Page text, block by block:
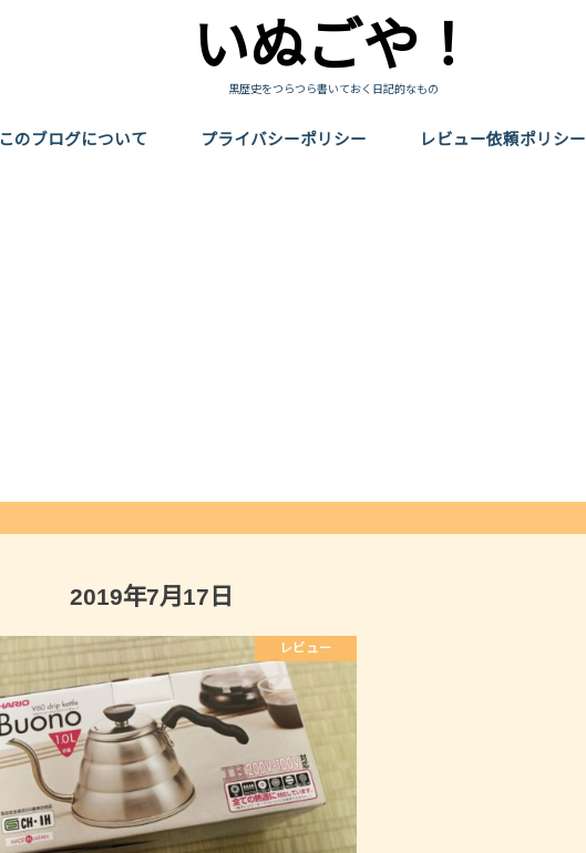
いぬごや！
黒歴史をつらつら書いておく日記的なもの
このブログについて プライバシーポリシー レビュー依頼ポリシー
2019年7月17日
レビュー